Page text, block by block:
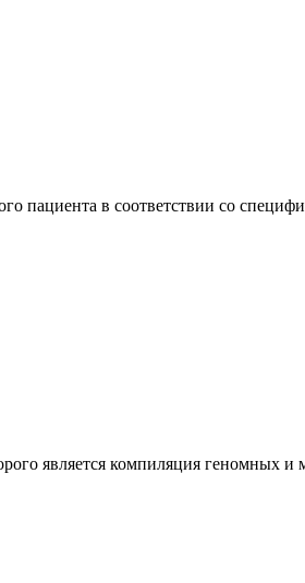
пациента в соответствии со
является компиляция геномных